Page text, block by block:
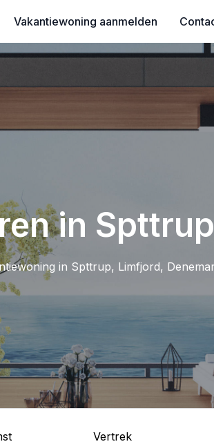
Vakantiewoning aanmelden
in
in Spttrup, Limfjord,
Vertrek